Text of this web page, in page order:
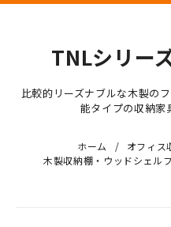
TNLシリー
比較的リーズナブルな木製の
能タイプの収納家
ホーム
オフィス
木製収納棚・ウッドシェルフ